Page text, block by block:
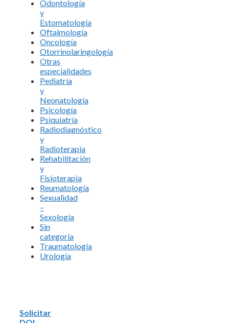
Odontología
y
Estomatología
Oftalmología
Oncología
Otorrinolaringología
Otras
especialidades
Pediatría
y
Neonatología
Psicología
Psiquiatría
Radiodiagnóstico
y
Radioterapia
Rehabilitación
y
Fisioterapia
Reumatología
Sexualidad
–
Sexología
Sin
categoría
Traumatología
Urología
Solicitar